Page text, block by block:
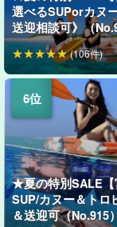
選べるSUPorカヌ
送迎相談可》（
(106件)
★夏の特別SALE【
SUP/カヌー＆ト
＆送迎可（No.915）